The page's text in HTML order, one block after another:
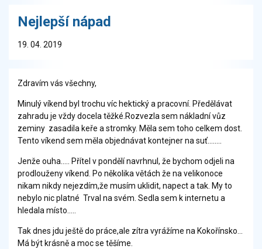
Nejlepší nápad
19. 04. 2019
Zdravím vás všechny,
Minulý víkend byl trochu víc hektický a pracovní. Předělávat
zahradu je vždy docela těžké.Rozvezla sem nákladní vůz
zeminy zasadila keře a stromky. Měla sem toho celkem dost.
Tento víkend sem měla objednávat kontejner na suť........
Jenže ouha..... Přítel v pondělí navrhnul, že bychom odjeli na
prodlouženy víkend. Po několika větách že na velikonoce
nikam nikdy nejezdím,že musím uklidit, napect a tak. My to
nebylo nic platné Trval na svém. Sedla sem k internetu a
hledala místo.....
Tak dnes jdu ještě do práce,ale zítra vyrážíme na Kokořínsko...
Má být krásně a moc se těšíme.